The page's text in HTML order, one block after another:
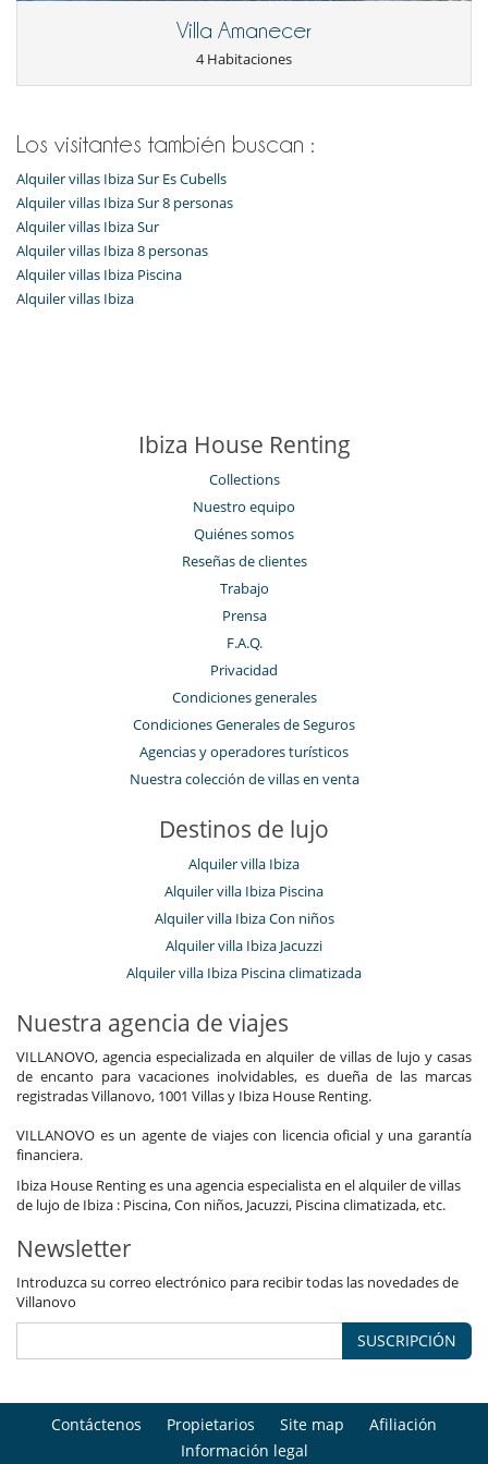
Villa Amanecer
4 Habitaciones
Los visitantes también buscan :
Alquiler villas Ibiza Sur Es Cubells
Alquiler villas Ibiza Sur 8 personas
Alquiler villas Ibiza Sur
Alquiler villas Ibiza 8 personas
Alquiler villas Ibiza Piscina
Alquiler villas Ibiza
Ibiza House Renting
Collections
Nuestro equipo
Quiénes somos
Reseñas de clientes
Trabajo
Prensa
F.A.Q.
Privacidad
Condiciones generales
Condiciones Generales de Seguros
Agencias y operadores turísticos
Nuestra colección de villas en venta
Destinos de lujo
Alquiler villa Ibiza
Alquiler villa Ibiza Piscina
Alquiler villa Ibiza Con niños
Alquiler villa Ibiza Jacuzzi
Alquiler villa Ibiza Piscina climatizada
Nuestra agencia de viajes
VILLANOVO, agencia especializada en alquiler de villas de lujo y casas
de encanto para vacaciones inolvidables, es dueña de las marcas
registradas Villanovo, 1001 Villas y Ibiza House Renting.
VILLANOVO es un agente de viajes con licencia oficial y una garantía
financiera.
Ibiza House Renting es una agencia especialista en el alquiler de villas
de lujo de Ibiza : Piscina, Con niños, Jacuzzi, Piscina climatizada, etc.
Newsletter
Introduzca su correo electrónico para recibir todas las novedades de
Villanovo
SUSCRIPCIÓN
Contáctenos Propietarios Site map
Afiliación
Información legal